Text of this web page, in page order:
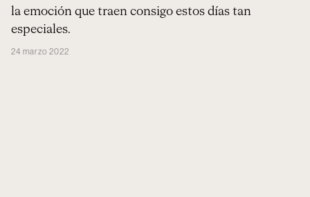
la emoción que traen consigo estos días tan
especiales.
24 marzo 2022